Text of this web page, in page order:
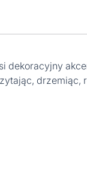
dekoracyjny
drzemiąc,